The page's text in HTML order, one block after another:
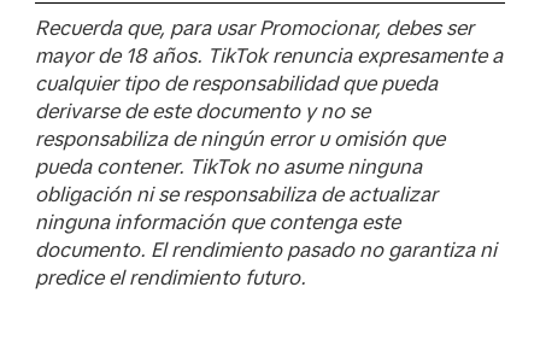
Recuerda que, para usar Promocionar, debes ser
mayor de 18 años. TikTok renuncia expresamente a
cualquier tipo de responsabilidad que pueda
derivarse de este documento y no se
responsabiliza de ningún error u omisión que
pueda contener. TikTok no asume ninguna
obligación ni se responsabiliza de actualizar
ninguna información que contenga este
documento. El rendimiento pasado no garantiza ni
predice el rendimiento futuro.